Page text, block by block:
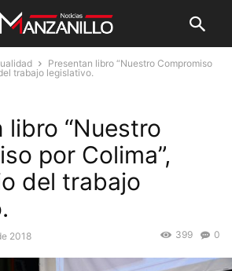
Presentan libro “Nuestro Compromiso
trabajo legislativo.
libro “Nuestro
por Colima”,
del trabajo
2018 0
399